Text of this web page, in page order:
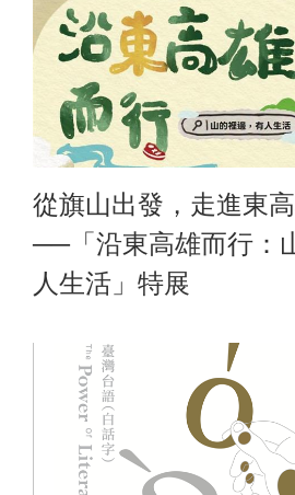
從旗山出發，走進東
──「沿東高雄而行：
人生活」特展